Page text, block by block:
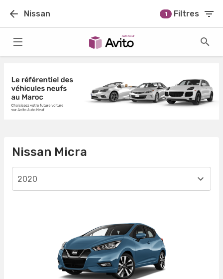
Nissan 1 Filtres
Nissan Micra
2020